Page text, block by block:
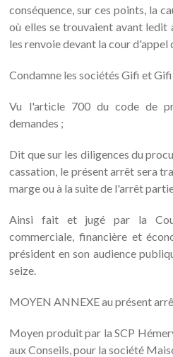
conséquence, sur ces points, la
où elles se trouvaient avant
les renvoie devant la cour d'appel
Condamne les sociétés Gifi et
Vu l'article 700 du code de
demandes ;
Dit que sur les diligences du
cassation, le présent arrêt sera
marge ou à la suite de l'arrêt
Ainsi fait et jugé par la
commerciale, financière et
président en son audience
seize.
MOYEN ANNEXE au présent
Moyen produit par la SCP
aux Conseils, pour la société